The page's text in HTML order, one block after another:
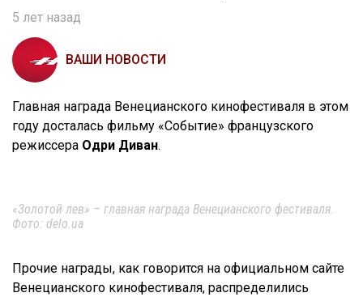
5 лет назад
ВАШИ НОВОСТИ
Главная награда Венецианского кинофестиваля в этом
году досталась фильму «Событие» французского
режиссера Одри Диван.
«Золотой лев» – главная награда Венецианского фестиваля.
Фото: delo.ua
Прочие награды, как говорится на официальном сайте
Венецианского кинофестиваля, распределились